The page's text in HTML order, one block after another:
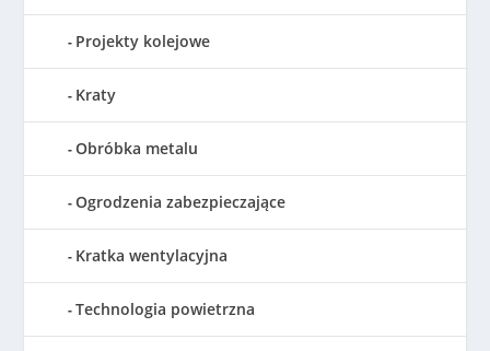
Projekty kolejowe
Kraty
Obróbka metalu
Ogrodzenia zabezpieczające
Kratka wentylacyjna
Technologia powietrzna